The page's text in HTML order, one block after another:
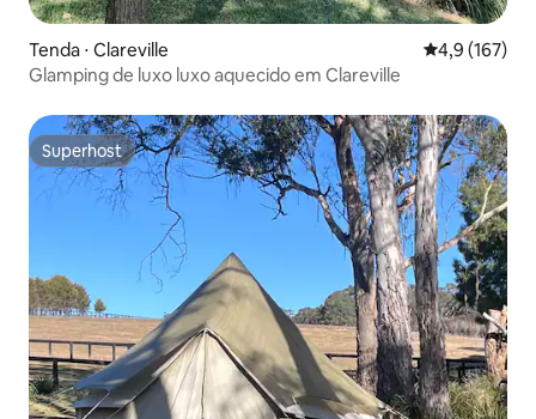
Tenda ⋅ Clareville 4,9 de uma
4,9 (167)
Glamping de luxo luxo aquecido em Clareville
Superhost
Superhost